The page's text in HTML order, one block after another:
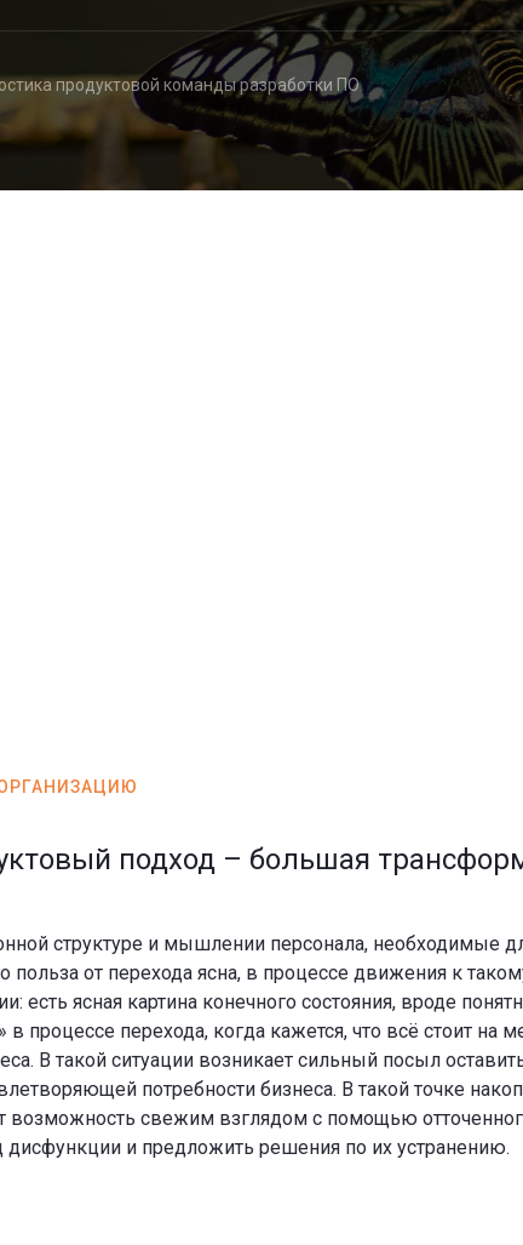
продуктовой команды разработки ПО
подход – большая
структуре и мышлении персонала, необходимые
польза от перехода ясна, в процессе движения к
есть ясная картина конечного состояния, вроде
в процессе перехода, когда кажется, что всё стоит
В такой ситуации возникает сильный посыл
потребности бизнеса. В такой точке
возможность свежим взглядом с помощью
и предложить решения по их устранению.